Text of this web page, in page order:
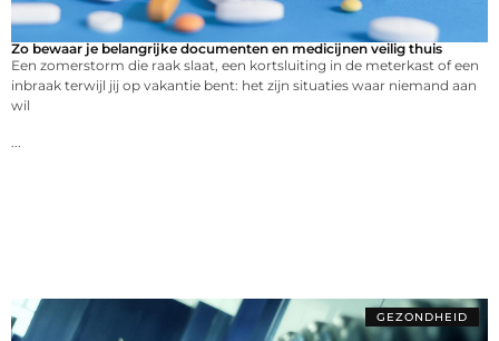
Zo bewaar je belangrijke documenten en medicijnen veilig thuis
Een zomerstorm die raak slaat, een kortsluiting in de meterkast of een
inbraak terwijl jij op vakantie bent: het zijn situaties waar niemand aan
wil
GEZONDHEID